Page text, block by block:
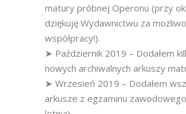
matury próbnej Operonu (przy
dziękuję Wydawnictwu za
współpracy!).
➤ Październik 2019 – Dodałem
nowych archiwalnych arkuszy
➤ Wrzesień 2019 – Dodałem
arkusze z egzaminu